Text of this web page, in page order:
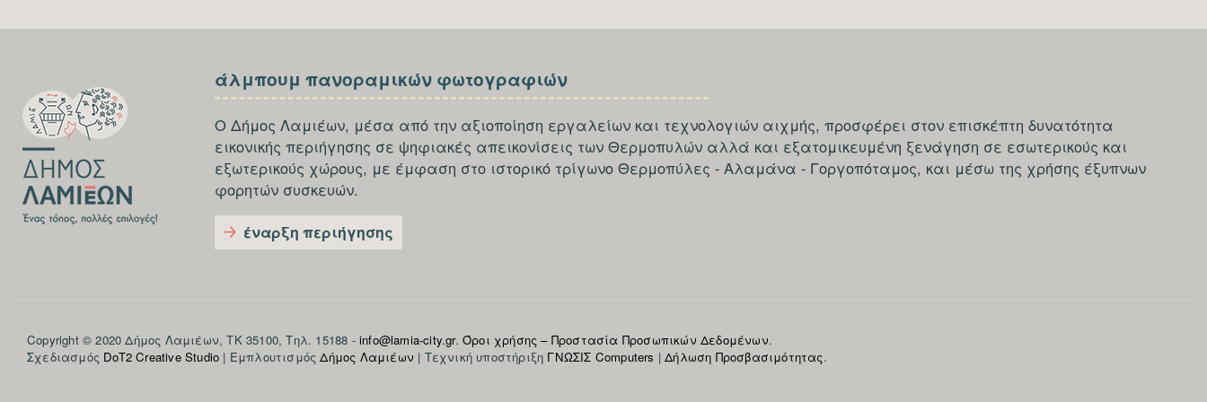
FOOTER-
FIRST
SECTION
FOOTER-
άλμπουμ πανοραμικών φωτογραφιών
Ο Δήμος Λαμιέων, μέσα από την αξιοποίηση εργαλείων και τεχνολογιών αιχμής, προσφέρει στον επισκέπτη δυνατότητα
εικονικής περιήγησης σε ψηφιακές απεικονίσεις των Θερμοπυλών αλλά και εξατομικευμένη ξενάγηση σε εσωτερικούς και
εξωτερικούς χώρους, με έμφαση στο ιστορικό τρίγωνο Θερμοπύλες - Αλαμάνα - Γοργοπόταμος, και μέσω της χρήσης έξυπνων
φορητών συσκευών.
έναρξη περιήγησης
Section
footer-
Copyright © 2020 Δήμος Λαμιέων, ΤΚ 35100, Τηλ. 15188 - info@lamia-city.gr.Όροι χρήσης – Προστασία Προσωπικών Δεδομένων.
Σχεδιασμός DoT2 Creative Studio | ΕμπλουτισμόςΔήμος Λαμιέων | Τεχνική υποστήριξη ΓΝΩΣΙΣ Computers |Δήλωση Προσβασιμότητας.